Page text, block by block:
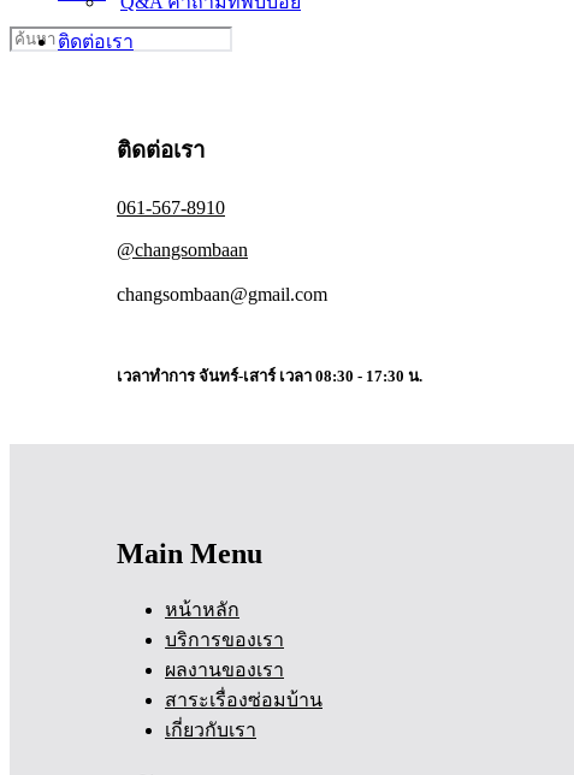
ติดต่อเรา
Search
for:
ติดต่อเรา
061-567-8910
@changsombaan
changsombaan@gmail.com
เวลาทำการ จันทร์-เสาร์ เวลา 08:30 - 17:30 น.
Main Menu
หน้าหลัก
บริการของเรา
ผลงานของเรา
สาระเรื่องซ่อมบ้าน
เกี่ยวกับเรา